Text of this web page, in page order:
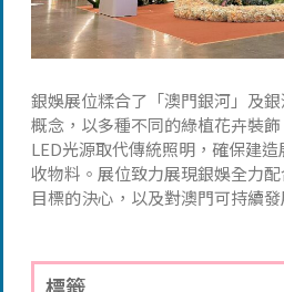
銀娛展位糅合了「澳門銀河」及
概念，以多種不同的綠植花卉裝
LED光源取代傳統照明，確保建
收物料。展位致力展現銀娛全力
目標的決心，以及對澳門可持續發
標籤